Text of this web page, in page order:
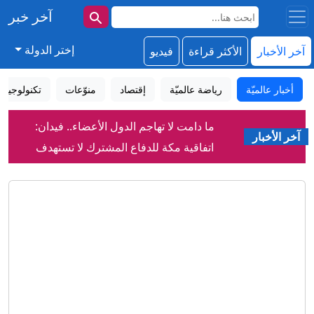
آخر خبر
آخر الأخبار الأكثر قراءة فيديو إختر الدولة
أخبار عالميّة رياضة عالميّة إقتصاد منوّعات تكنولوجيا
آخر الأخبار
ما دامت لا تهاجم الدول الأعضاء.. فيدان:
اتفاقية مكة للدفاع المشترك لا تستهدف
إيران
فيدان: مصر قد تنضم إلى اتفاقية مكة